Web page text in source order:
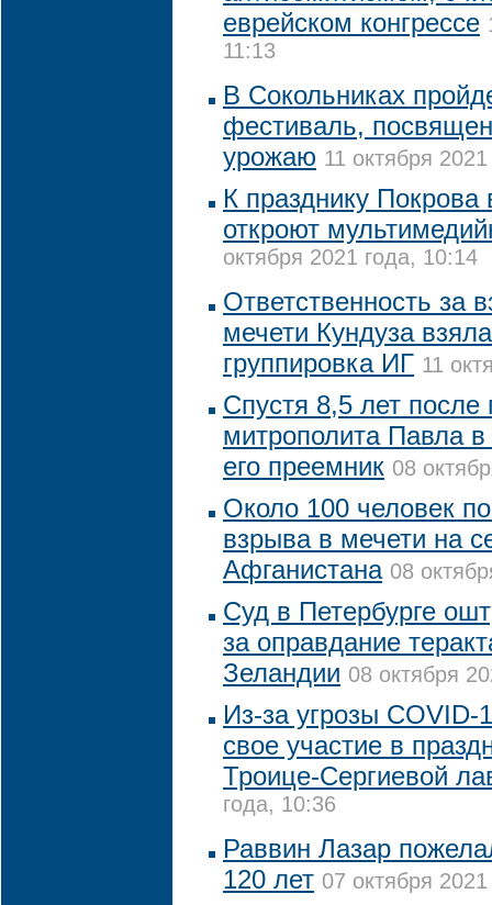
еврейском конгрессе
11:13
В Сокольниках
фестиваль,
урожаю 11 октября
К празднику
откроют
октября 2021 года, 10:14
Ответственность за
мечети Кундуза
группировка ИГ 11
Спустя 8,5 лет после
митрополита Павла
его преемник 08
Около 100 человек
взрыва в мечети на
Афганистана 08
Суд в Петербурге
за оправдание
Зеландии 08 октября
Из-за угрозы COVID-
свое участие в
Троице-Сергиевой
года, 10:36
Раввин Лазар
120 лет 07 октября